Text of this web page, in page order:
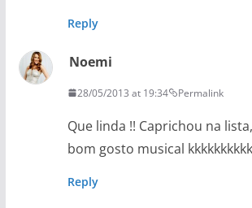
Reply
Noemi
28/05/2013 at 19:34 Permalink
Que linda !! Caprichou na
bom gosto musical
Reply